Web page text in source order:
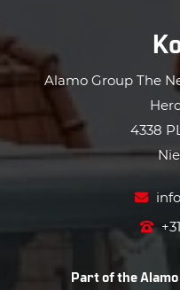
Alamo Group The
4338
Part of the